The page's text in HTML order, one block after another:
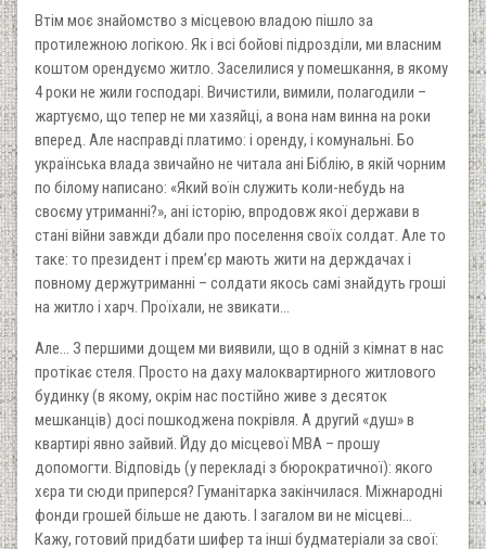
Втім моє знайомство з місцевою владою пішло за
протилежною логікою. Як і всі бойові підрозділи, ми власним
коштом орендуємо житло. Заселилися у помешкання, в якому
4 роки не жили господарі. Вичистили, вимили, полагодили –
жартуємо, що тепер не ми хазяйці, а вона нам винна на роки
вперед. Але насправді платимо: і оренду, і комунальні. Бо
українська влада звичайно не читала ані Біблію, в якій чорним
по білому написано: «Який воїн служить коли-небудь на
своєму утриманні?», ані історію, впродовж якої держави в
стані війни завжди дбали про поселення своїх солдат. Але то
таке: то президент і премʼєр мають жити на держдачах і
повному держутриманні – солдати якось самі знайдуть гроші
на житло і харч. Проїхали, не звикати…
Але… З першими дощем ми виявили, що в одній з кімнат в нас
протікає стеля. Просто на даху малоквартирного житлового
будинку (в якому, окрім нас постійно живе з десяток
мешканців) досі пошкоджена покрівля. А другий «душ» в
квартирі явно зайвий. Йду до місцевої МВА – прошу
допомогти. Відповідь (у перекладі з бюрократичної): якого
хєра ти сюди приперся? Гуманітарка закінчилася. Міжнародні
фонди грошей більше не дають. І загалом ви не місцеві…
Кажу, готовий придбати шифер та інші будматеріали за свої: